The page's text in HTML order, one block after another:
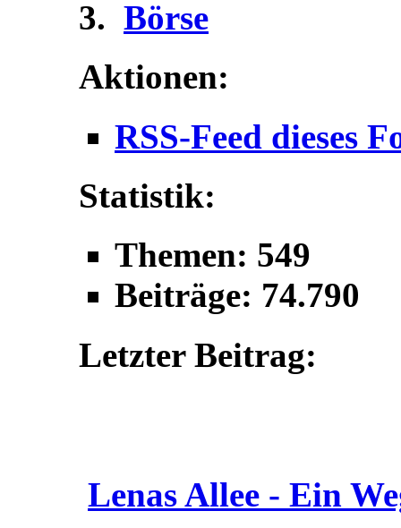
Börse
Aktionen:
RSS-Feed dieses
Statistik:
Themen: 549
Beiträge: 74.790
Letzter Beitrag:
Lenas Allee - Ein